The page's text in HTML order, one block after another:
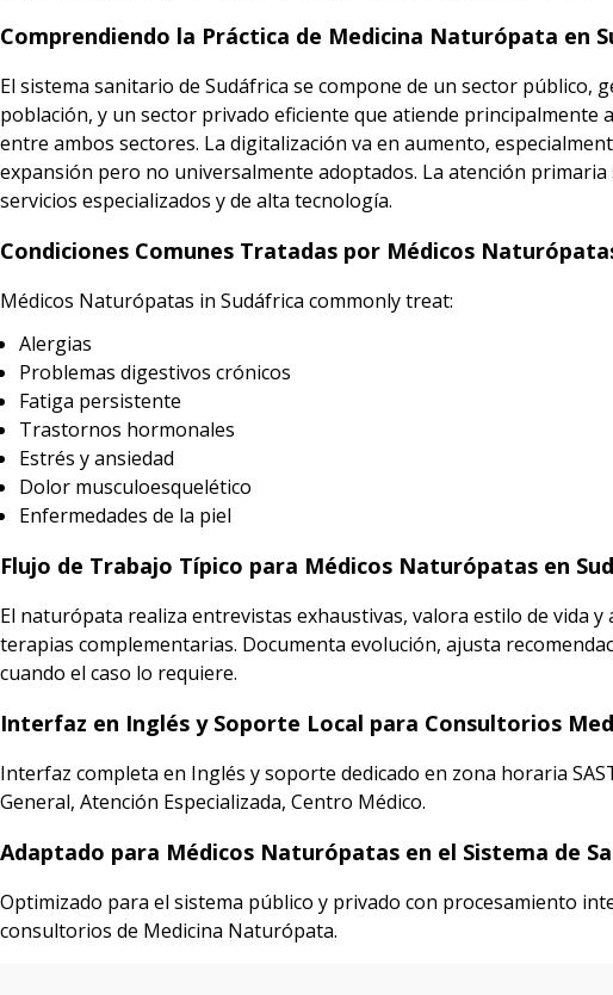
Comprendiendo la Práctica de Medicina Naturópata en
El sistema sanitario de Sudáfrica se compone de un sector
población, y un sector privado eficiente que atiende principalmente
entre ambos sectores. La digitalización va en aumento,
expansión pero no universalmente adoptados. La atención
servicios especializados y de alta tecnología.
Condiciones Comunes Tratadas por Médicos
Médicos Naturópatas in Sudáfrica commonly treat:
Alergias
Problemas digestivos crónicos
Fatiga persistente
Trastornos hormonales
Estrés y ansiedad
Dolor musculoesquelético
Enfermedades de la piel
Flujo de Trabajo Típico para Médicos Naturópatas en
El naturópata realiza entrevistas exhaustivas, valora estilo de vida
terapias complementarias. Documenta evolución, ajusta
cuando el caso lo requiere.
Interfaz en Inglés y Soporte Local para Consultorios
Interfaz completa en Inglés y soporte dedicado en zona horaria
General, Atención Especializada, Centro Médico.
Adaptado para Médicos Naturópatas en el Sistema de
Optimizado para el sistema público y privado con procesamiento
consultorios de Medicina Naturópata.